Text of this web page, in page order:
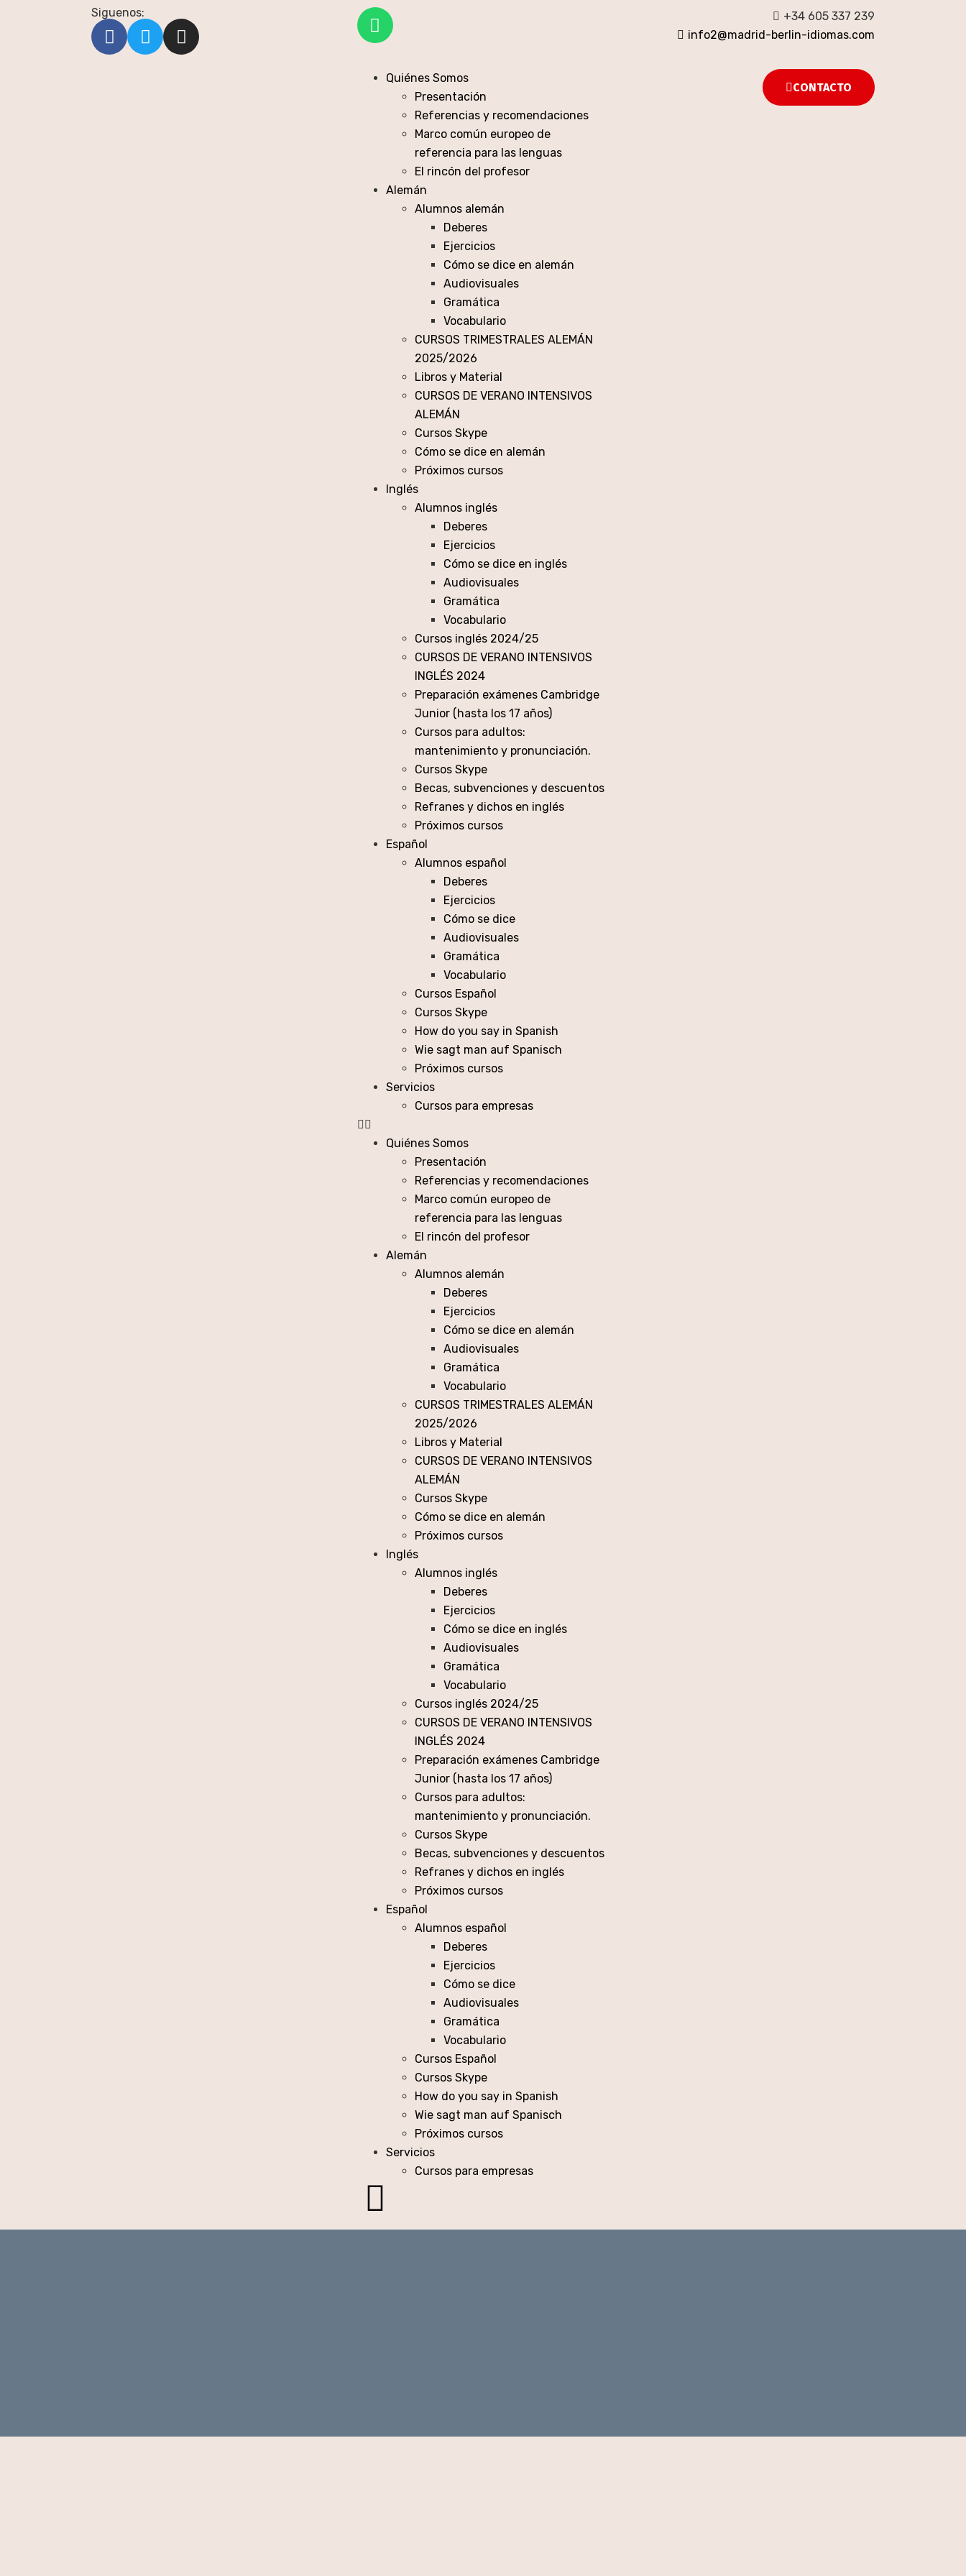
Siguenos:
+34 605 337 239
info2@madrid-berlin-idiomas.com
Quiénes Somos
Presentación
Referencias y recomendaciones
Marco común europeo de
referencia para las lenguas
El rincón del profesor
Alemán
Alumnos alemán
Deberes
Ejercicios
Cómo se dice en alemán
Audiovisuales
Gramática
Vocabulario
CURSOS TRIMESTRALES ALEMÁN
2025/2026
Libros y Material
CURSOS DE VERANO INTENSIVOS
ALEMÁN
Cursos Skype
Cómo se dice en alemán
Próximos cursos
Inglés
Alumnos inglés
Deberes
Ejercicios
Cómo se dice en inglés
Audiovisuales
Gramática
Vocabulario
Cursos inglés 2024/25
CURSOS DE VERANO INTENSIVOS
INGLÉS 2024
Preparación exámenes Cambridge
Junior (hasta los 17 años)
Cursos para adultos:
mantenimiento y pronunciación.
Cursos Skype
Becas, subvenciones y descuentos
Refranes y dichos en inglés
Próximos cursos
Español
Alumnos español
Deberes
Ejercicios
Cómo se dice
Audiovisuales
Gramática
Vocabulario
Cursos Español
Cursos Skype
How do you say in Spanish
Wie sagt man auf Spanisch
Próximos cursos
Servicios
Cursos para empresas
Quiénes Somos
Presentación
Referencias y recomendaciones
Marco común europeo de
referencia para las lenguas
El rincón del profesor
Alemán
Alumnos alemán
Deberes
Ejercicios
Cómo se dice en alemán
Audiovisuales
Gramática
Vocabulario
CURSOS TRIMESTRALES ALEMÁN
2025/2026
Libros y Material
CURSOS DE VERANO INTENSIVOS
ALEMÁN
Cursos Skype
Cómo se dice en alemán
Próximos cursos
Inglés
Alumnos inglés
Deberes
Ejercicios
Cómo se dice en inglés
Audiovisuales
Gramática
Vocabulario
Cursos inglés 2024/25
CURSOS DE VERANO INTENSIVOS
INGLÉS 2024
Preparación exámenes Cambridge
Junior (hasta los 17 años)
Cursos para adultos:
mantenimiento y pronunciación.
Cursos Skype
Becas, subvenciones y descuentos
Refranes y dichos en inglés
Próximos cursos
Español
Alumnos español
Deberes
Ejercicios
Cómo se dice
Audiovisuales
Gramática
Vocabulario
Cursos Español
Cursos Skype
How do you say in Spanish
Wie sagt man auf Spanisch
Próximos cursos
Servicios
Cursos para empresas
CONTACTO